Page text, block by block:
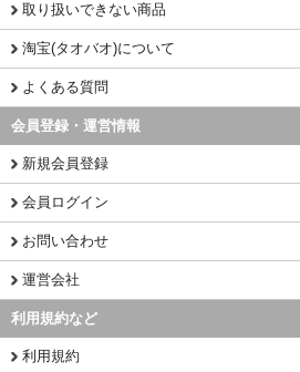
取り扱いできない商品
淘宝(タオバオ)について
よくある質問
会員登録・運営情報
新規会員登録
会員ログイン
お問い合わせ
運営会社
利用規約など
利用規約